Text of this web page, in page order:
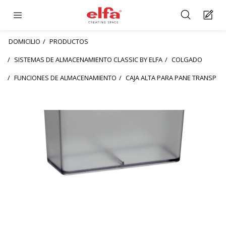
DOMICILIO
PRODUCTOS
SISTEMAS DE ALMACENAMIENTO CLASSIC BY ELFA
COLGADO
FUNCIONES DE ALMACENAMIENTO
CAJA ALTA PARA PANE TRANSP